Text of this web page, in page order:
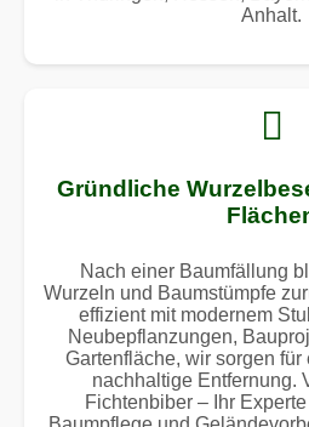
Anhalt.
Gründliche
Nach einer Baumfällung
Wurzeln und Baumstümpfe
effizient mit modernem
Neubepflanzungen,
Gartenfläche, wir sorgen
nachhaltige Entfernung.
Fichtenbiber – Ihr